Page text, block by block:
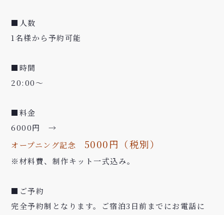
■人数
1名様から予約可能
■時間
20:00～
■料金
6000円→
オープニング記念 5000円（税別）
※材料費、制作キット一式込み。
■ご予約
完全予約制となります。ご宿泊3日前までにお電話に